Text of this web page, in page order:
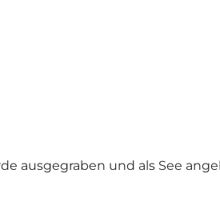
ausgegraben und als See